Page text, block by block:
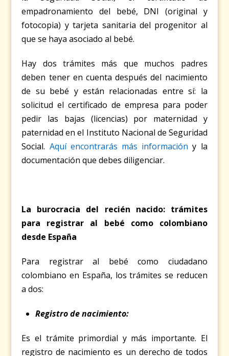
empadronamiento del bebé, DNI (original y
fotocopia) y tarjeta sanitaria del progenitor al
que se haya asociado al bebé.
Hay dos trámites más que muchos padres
deben tener en cuenta después del nacimiento
de su bebé y están relacionadas entre sí: la
solicitud el certificado de empresa para poder
pedir las bajas (licencias) por maternidad y
paternidad en el Instituto Nacional de Seguridad
Social. Aquí encontrarás más información y la
documentación que debes diligenciar.
La burocracia del recién nacido: trámites
para registrar al bebé como colombiano
desde España
Para registrar al bebé como ciudadano
colombiano en España, los trámites se reducen
a dos:
Registro de nacimiento:
Es el trámite primordial y más importante. El
registro de nacimiento es un derecho de todos